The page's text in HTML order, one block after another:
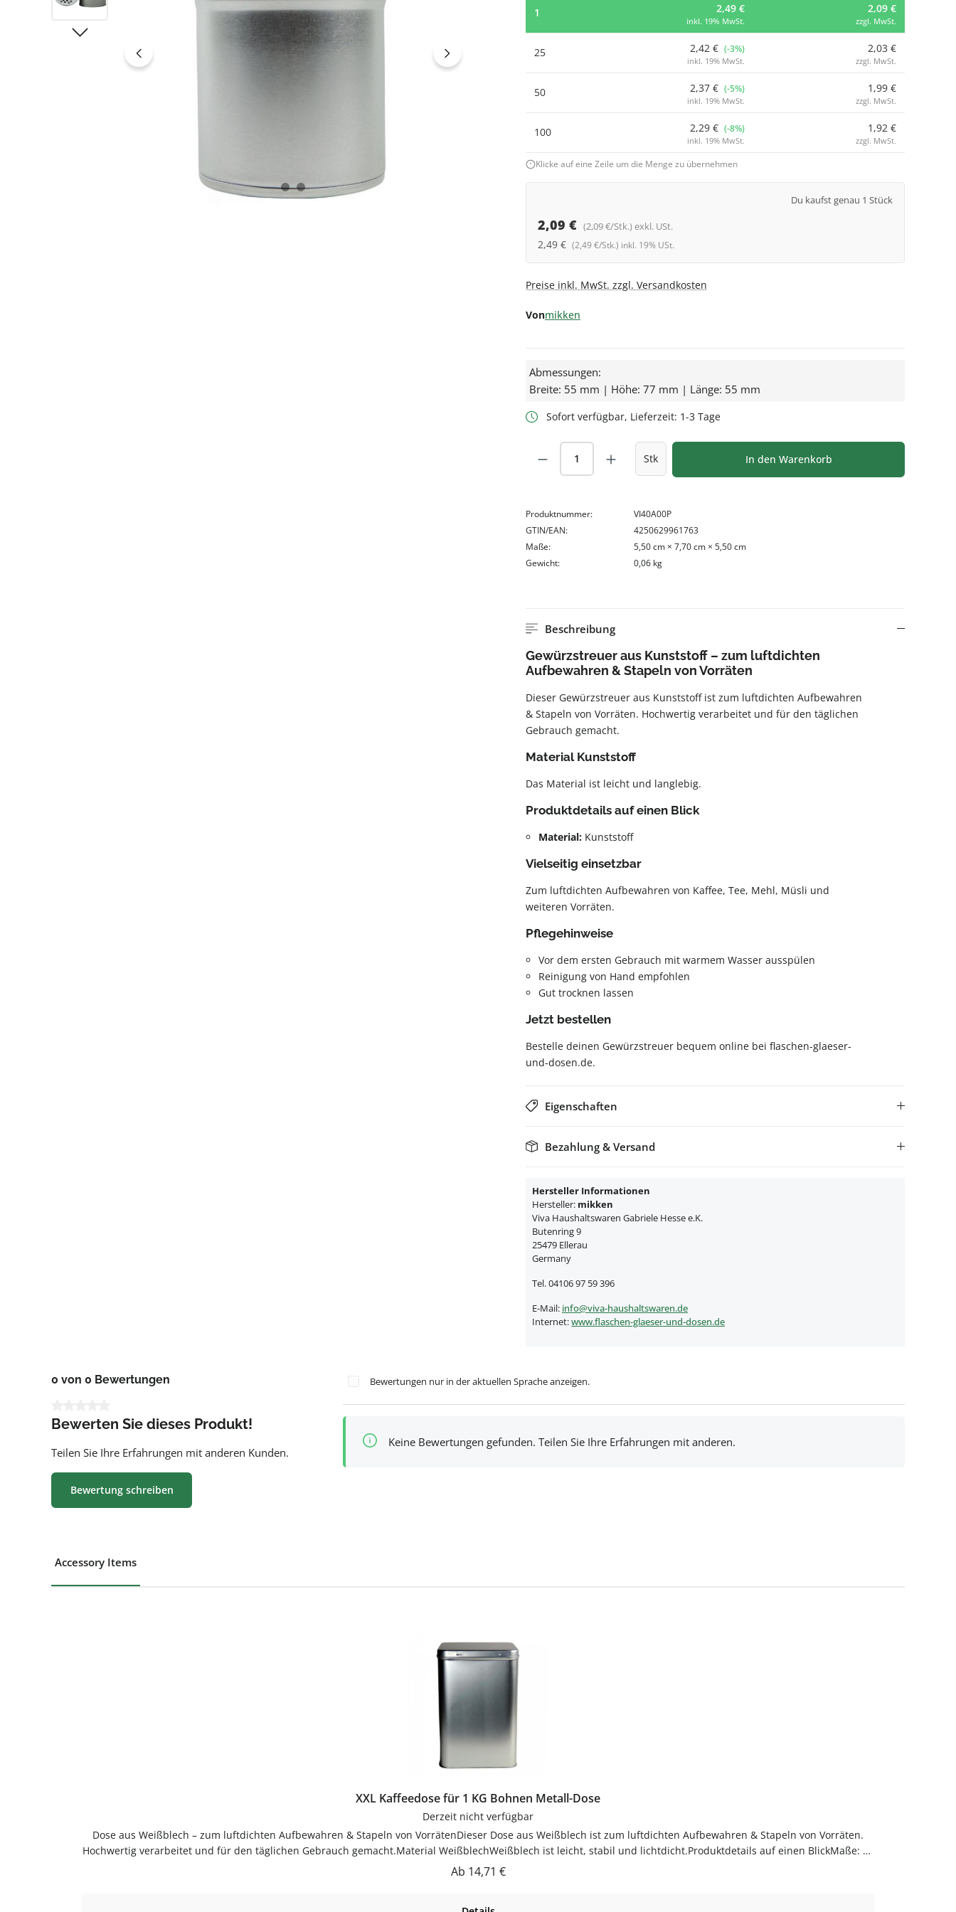
1 2,49 €
inkl. 19% MwSt.
2,09 €
zzgl. MwSt.
25 2,42 € (-3%)
inkl. 19% MwSt.
2,03 €
zzgl. MwSt.
50 2,37 € (-5%)
inkl. 19% MwSt.
1,99 €
zzgl. MwSt.
100 2,29 € (-8%)
inkl. 19% MwSt.
1,92 €
zzgl. MwSt.
Klicke auf eine Zeile um die Menge zu übernehmen
Du kaufst genau 1 Stück
2,09 € (2,09 €/Stk.) exkl. USt.
2,49 € (2,49 €/Stk.) inkl. 19% USt.
Preise inkl. MwSt. zzgl. Versandkosten
Vonmikken
Abmessungen:
Breite: 55 mm | Höhe: 77 mm | Länge: 55 mm
Sofort verfügbar, Lieferzeit: 1-3 Tage
Produkt Anzahl: Gib den gewünschten Wert ein
Stk In den Warenkorb
Produktnummer:
VI40A00P
GTIN/EAN:
4250629961763
Maße:
5,50 cm × 7,70 cm × 5,50 cm
Gewicht:
0,06 kg
Beschreibung
Gewürzstreuer aus Kunststoff – zum luftdichten
Aufbewahren & Stapeln von Vorräten
Dieser Gewürzstreuer aus Kunststoff ist zum luftdichten Aufbewahren
& Stapeln von Vorräten. Hochwertig verarbeitet und für den täglichen
Gebrauch gemacht.
Material Kunststoff
Das Material ist leicht und langlebig.
Produktdetails auf einen Blick
Material: Kunststoff
Vielseitig einsetzbar
Zum luftdichten Aufbewahren von Kaffee, Tee, Mehl, Müsli und
weiteren Vorräten.
Pflegehinweise
Vor dem ersten Gebrauch mit warmem Wasser ausspülen
Reinigung von Hand empfohlen
Gut trocknen lassen
Jetzt bestellen
Bestelle deinen Gewürzstreuer bequem online bei flaschen-glaeser-
und-dosen.de.
Eigenschaften
Bezahlung & Versand
Hersteller Informationen
Hersteller: mikken
Viva Haushaltswaren Gabriele Hesse e.K.
Butenring 9
25479 Ellerau
Germany
Tel. 04106 97 59 396
E-Mail: info@viva-haushaltswaren.de
Internet:www.flaschen-glaeser-und-dosen.de
0 von 0 Bewertungen
Bewerten Sie dieses Produkt!
Teilen Sie Ihre Erfahrungen mit anderen Kunden.
Bewertung schreiben
Bewertungen nur in der aktuellen Sprache anzeigen.
Keine Bewertungen gefunden. Teilen Sie Ihre Erfahrungen mit anderen.
Accessory Items
XXL Kaffeedose für 1 KG Bohnen Metall-Dose
Derzeit nicht verfügbar
Dose aus Weißblech – zum luftdichten Aufbewahren & Stapeln von VorrätenDieser Dose aus Weißblech ist zum luftdichten Aufbewahren & Stapeln von Vorräten.
Hochwertig verarbeitet und für den täglichen Gebrauch gemacht.Material WeißblechWeißblech ist leicht, stabil und lichtdicht.Produktdetails auf einen BlickMaße: 22
x 14,6 cmMaterial: WeißblechVielseitig einsetzbarZum luftdichten Aufbewahren von Kaffee, Tee, Mehl, Müsli und weiteren Vorräten.PflegehinweiseVor dem ersten
Regulärer Preis:
Ab 14,71 €